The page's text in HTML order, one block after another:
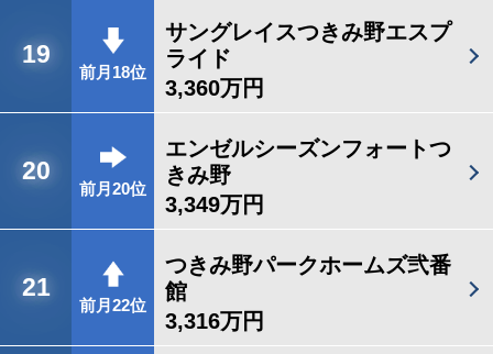
19
前月18位
サングレイスつきみ野エスプ
ライド
3,360万円
20
前月20位
エンゼルシーズンフォートつ
きみ野
3,349万円
21
前月22位
つきみ野パークホームズ弐番
館
3,316万円